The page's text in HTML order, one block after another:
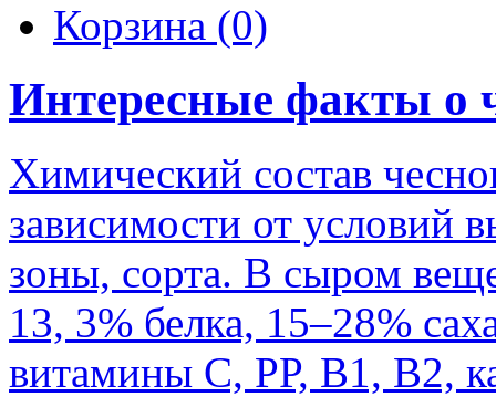
Корзина (0)
Интересные факты о
Химический состав
зависимости от условий
зоны, сорта. В сыром
13, 3% белка, 15–28%
витамины С, РР, B1, B2,